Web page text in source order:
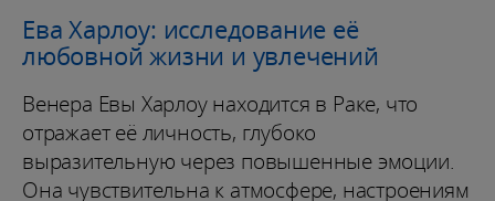
Ева Харлоу: исследование её
любовной жизни и увлечений
Венера Евы Харлоу находится в Раке, что
отражает её личность, глубоко
выразительную через повышенные эмоции.
Она чувствительна к атмосфере, настроениям